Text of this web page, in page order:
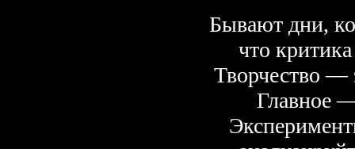
Бывают дни,
что
Творчество —
Главное